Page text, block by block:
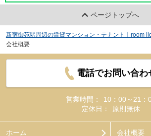
ページトップへ
新宿御苑駅周辺の賃貸マンション・テナント｜room
会社概要
電話でお問い合わ
営業時間：
10：00～21：
定休日：
原則無休
ホーム 会社概要